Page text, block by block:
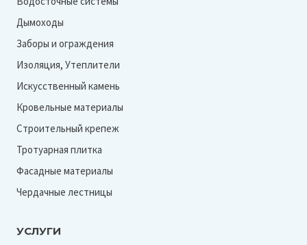
Дымоходы
Заборы и ограждения
Изоляция, Утеплители
Искусственный камень
Кровельные материалы
Строительный крепеж
Тротуарная плитка
Фасадные материалы
Чердачные лестницы
УСЛУГИ